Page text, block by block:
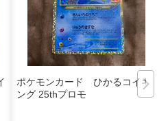
ポケモンカード ひかるコイキ
ング 25thプロモ